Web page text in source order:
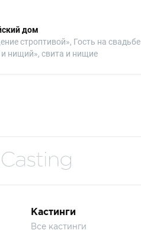
дом
строптивой», Гость на свадьбе
нищий», свита и нищие
Кастинги
Все кастинги